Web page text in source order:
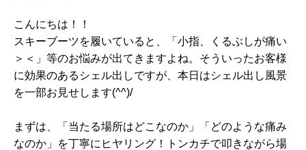
こんにちは！！
スキーブーツを履いていると、「小指、くるぶしが痛い
＞＜」等のお悩みが出てきますよね。そういったお客様
に効果のあるシェル出しですが、本日はシェル出し風景
を一部お見せします(^^)/
まずは、「当たる場所はどこなのか」「どのような痛み
なのか」を丁寧にヒヤリング！トンカチで叩きながら場